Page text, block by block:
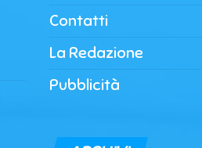
Contatti
La Redazione
Pubblicità